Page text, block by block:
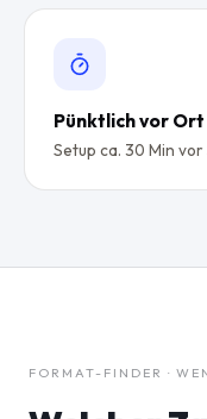
Pünktlich vor Ort
Setup ca. 30 Min
FORMAT-FINDER ·